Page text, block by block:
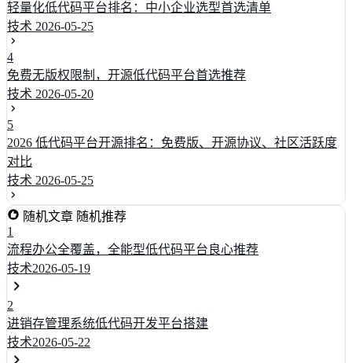
轻量化低代码平台排名：中小企业选型首选清单
技术 2026-05-25
4
免费无版权限制，开源低代码平台首选推荐
技术 2026-05-20
5
2026 低代码平台开源排名：免费版、开源协议、社区活跃度
对比
技术 2026-05-25
随机文章 随机推荐
1
流程办公全覆盖，全能型低代码平台良心推荐
技术2026-05-19
2
进销存管理系统低代码开发平台搭建
技术2026-05-22